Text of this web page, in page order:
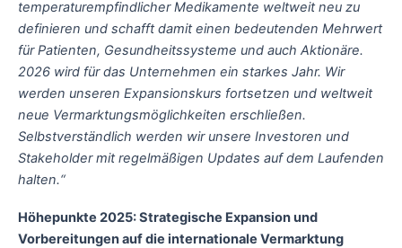
temperaturempfindlicher Medikamente weltweit neu zu
definieren und schafft damit einen bedeutenden Mehrwert
für Patienten, Gesundheitssysteme und auch Aktionäre.
2026 wird für das Unternehmen ein starkes Jahr. Wir
werden unseren Expansionskurs fortsetzen und weltweit
neue Vermarktungsmöglichkeiten erschließen.
Selbstverständlich werden wir unsere Investoren und
Stakeholder mit regelmäßigen Updates auf dem Laufenden
halten.“
Höhepunkte 2025: Strategische Expansion und
Vorbereitungen auf die internationale Vermarktung